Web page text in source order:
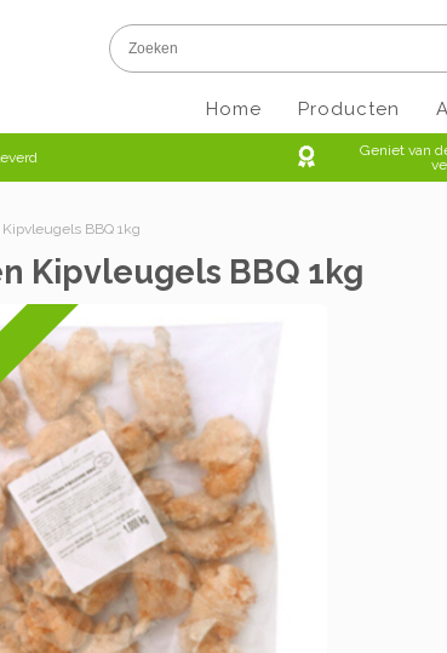
Home Producten
Geniet van
BBQ 1kg
Kipvleugels BBQ 1kg